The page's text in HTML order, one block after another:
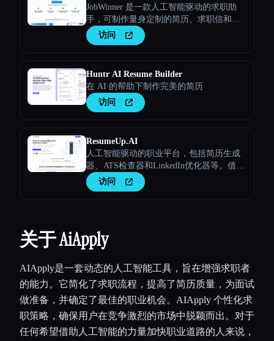
JobWinner 是一款人工智能驱动的求职助
手，可制作量身定制的简历、求职信和面
试准备文件。
访问
Huntr AI Resume Builder
在 AI 的帮助下制作完美的简历
访问
ResumeUp.AI
人工智能驱动的职业平台，包括简历生成
器、ATS检查器和LinkedIn优化器等。借助
AI 简历优化，更快地进行面试。
访问
关于 AiApply
AIApply是一套动态的人工智能工具，旨在增强求职者
的能力。它简化了求职流程，提高了简历质量，为面试
做准备，并确定了最佳的职业机会。AIApply 个性化求
职策略，确保用户在竞争激烈的市场中脱颖而出。对于
任何希望借助人工智能的力量加快职业道路的人来说，